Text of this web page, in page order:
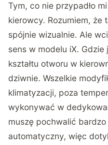
Tym, co nie przypadło
kierowcy. Rozumiem, że
spójnie wizualnie. Ale
sens w modelu iX.
kształtu otworu w
dziwnie. Wszelkie
klimatyzacji, poza
wykonywać w
muszę pochwalić
automatyczny, więc